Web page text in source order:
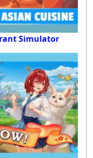
Simulator